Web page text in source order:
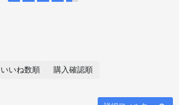
いいね数順
購入確認順